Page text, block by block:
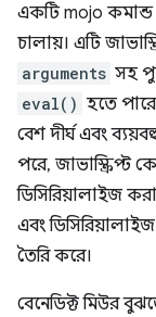
একটি mojo কমান্ড
চালায়। এটি
arguments সহ
eval() হতে
বেশ দীর্ঘ এবং
পরে, জাভাস্ক্রিপ্ট
ডিসিরিয়ালাইজ
এবং
তৈরি করে।
বেনেডিক্ট মিউর